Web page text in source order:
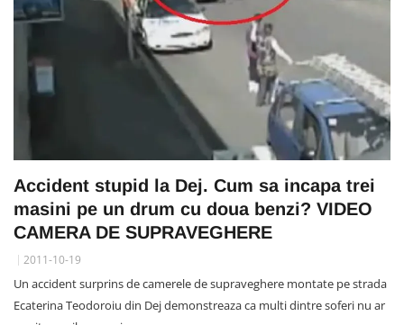
Accident stupid la Dej. Cum sa incapa trei
masini pe un drum cu doua benzi? VIDEO
CAMERA DE SUPRAVEGHERE
2011-10-19
Un accident surprins de camerele de supraveghere montate pe strada
Ecaterina Teodoroiu din Dej demonstreaza ca multi dintre soferi nu ar